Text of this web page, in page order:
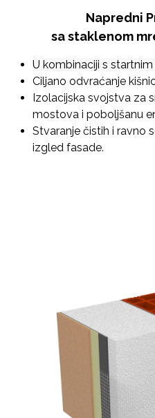
Napredni
sa staklenom
U kombinaciji s
Ciljano odvraćanje
Izolacijska svojstva za
mostova i poboljšanu
Stvaranje čistih i ravno
izgled fasade.
Previous